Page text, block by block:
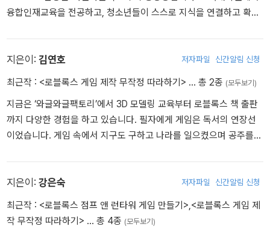
융합인재교육을 전공하고, 청소년들이 스스로 지식을 연결하고 확장
지은이: 김연호 저자파일 신간알림 신청
최근작 : <로블록스 게임 제작 무작정 따라하기> … 총 2종 (모두보기)
지금은 ‘와글와글팩토리’에서 3D 모델링 교육부터 로블록스 책 출판
까지 다양한 경험을 하고 있습니다. 필자에게 게임은 독서의 연장선
이었습니다. 게임 속에서 지구도 구하고 나라를 일으켰으며 공주를
습니다.
지은이: 강은숙 저자파일 신간알림 신청
최근작 : <로블록스 점프 앤 런타워 게임 만들기>,<로블록스 게임 제
작 무작정 따라하기> … 총 4종 (모두보기)